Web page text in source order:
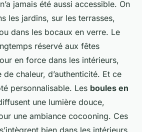
jamais été aussi accessible. On
les jardins, sur les terrasses,
dans les bocaux en verre. Le
réservé aux fêtes
en force dans les intérieurs,
chaleur, d’authenticité. Et ce
personnalisable. Les boules en
une lumière douce,
une ambiance cocooning. Ces